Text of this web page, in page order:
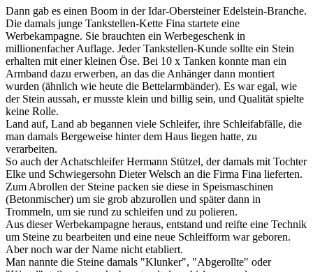
Dann gab es einen Boom in der Idar-Obersteiner Edelstein-Branche.
Die damals junge Tankstellen-Kette Fina startete eine
Werbekampagne. Sie brauchten ein Werbegeschenk in
millionenfacher Auflage. Jeder Tankstellen-Kunde sollte ein Stein
erhalten mit einer kleinen Öse. Bei 10 x Tanken konnte man ein
Armband dazu erwerben, an das die Anhänger dann montiert
wurden (ähnlich wie heute die Bettelarmbänder). Es war egal, wie
der Stein aussah, er musste klein und billig sein, und Qualität spielte
keine Rolle.
Land auf, Land ab begannen viele Schleifer, ihre Schleifabfälle, die
man damals Bergeweise hinter dem Haus liegen hatte, zu
verarbeiten.
So auch der Achatschleifer Hermann Stützel, der damals mit Tochter
Elke und Schwiegersohn Dieter Welsch an die Firma Fina lieferten.
Zum Abrollen der Steine packen sie diese in Speismaschinen
(Betonmischer) um sie grob abzurollen und später dann in
Trommeln, um sie rund zu schleifen und zu polieren.
Aus dieser Werbekampagne heraus, entstand und reifte eine Technik
um Steine zu bearbeiten und eine neue Schleifform war geboren.
Aber noch war der Name nicht etabliert.
Man nannte die Steine damals "Klunker", "Abgerollte" oder